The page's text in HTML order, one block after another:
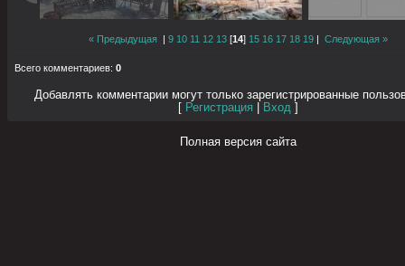
« Предыдущая | 9 10 11 12 13 [14] 15 16 17 18 19 | Следующая »
Всего комментариев: 0
Добавлять комментарии могут только зарегистрированные
Регистрация Вход
Полная версия сайта